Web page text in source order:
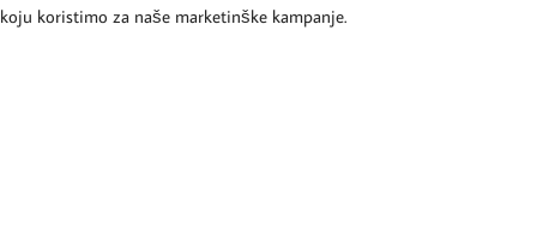
koju koristimo za naše marketinške kampanje.